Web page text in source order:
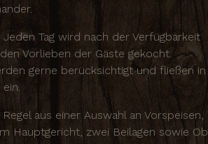
Tag wird nach der Verfügbarkeit
Vorlieben der Gäste gekocht.
gerne berücksichtigt und fließen in
aus einer Auswahl an Vorspeisen,
Hauptgericht, zwei Beilagen sowie